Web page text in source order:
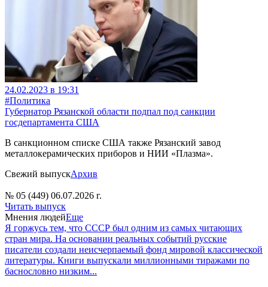
24.02.2023 в 19:31
#Политика
Губернатор Рязанской области подпал под санкции
госдепартамента США
В санкционном списке США также Рязанский завод
металлокерамических приборов и НИИ «Плазма».
Свежий выпускАрхив
№ 05 (449) 06.07.2026 г.
Читать выпуск
Мнения людейЕще
Я горжусь тем, что СССР был одним из самых читающих
стран мира. На основании реальных событий русские
писатели создали неисчерпаемый фонд мировой классической
литературы. Книги выпускали миллионными тиражами по
баснословно низким...